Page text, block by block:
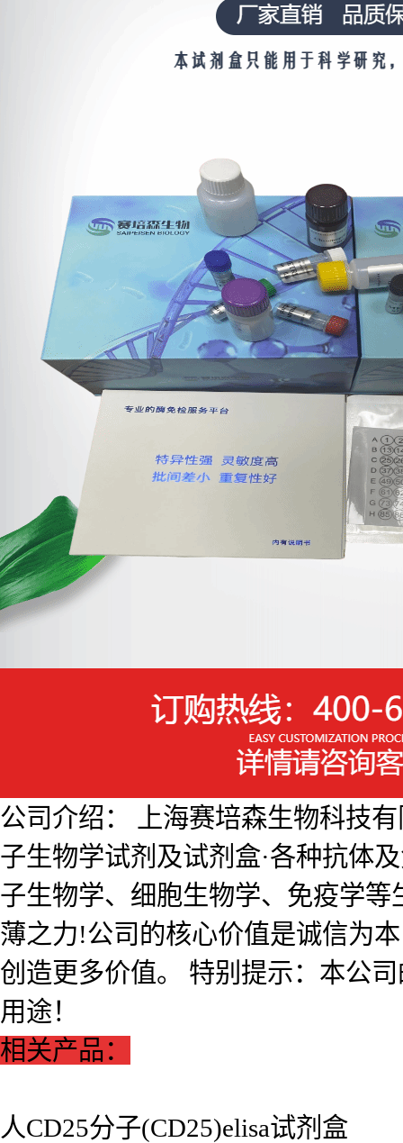
公司介绍： 上海赛培森生物科技有
子生物学试剂及试剂盒·各种抗体
子生物学、细胞生物学、免疫学
薄之力!公司的核心价值是诚信为
创造更多价值。 特别提示：本公
用途！
相关产品：
人CD25分子(CD25)elisa试剂盒